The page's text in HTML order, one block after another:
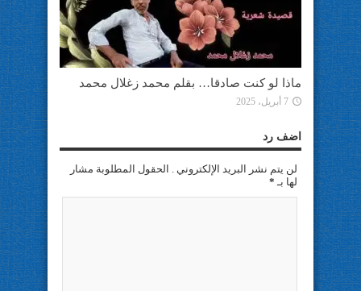
ماذا لو كنت صادقا… بقلم محمد زغلال محمد
7 أبريل، 2025
اضف رد
لن يتم نشر البريد الإلكتروني . الحقول المطلوبة مشار
لها بـ *